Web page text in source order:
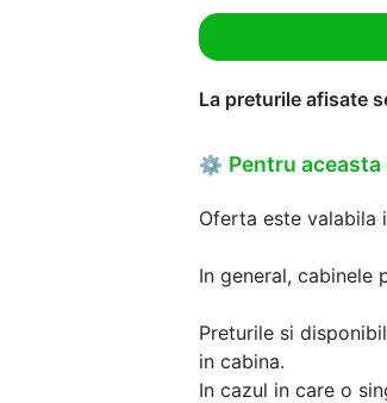
La preturile afisate
⚙ Pentru
Oferta este valabila
In general, cabinele
Preturile si
in cabina.
In cazul in care o